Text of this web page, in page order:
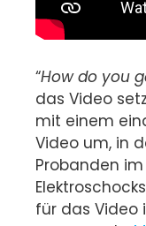
“How do you
das Video
mit einem
Video um, in
Probanden
für das Video